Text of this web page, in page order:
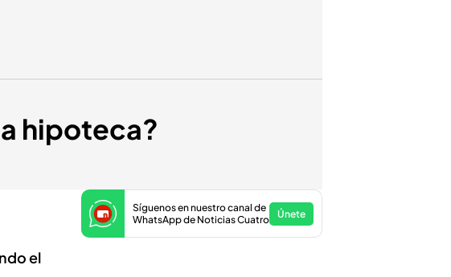
hipoteca?
el
Síguenos en nuestro canal de
WhatsApp de Noticias Cuatro
Únete